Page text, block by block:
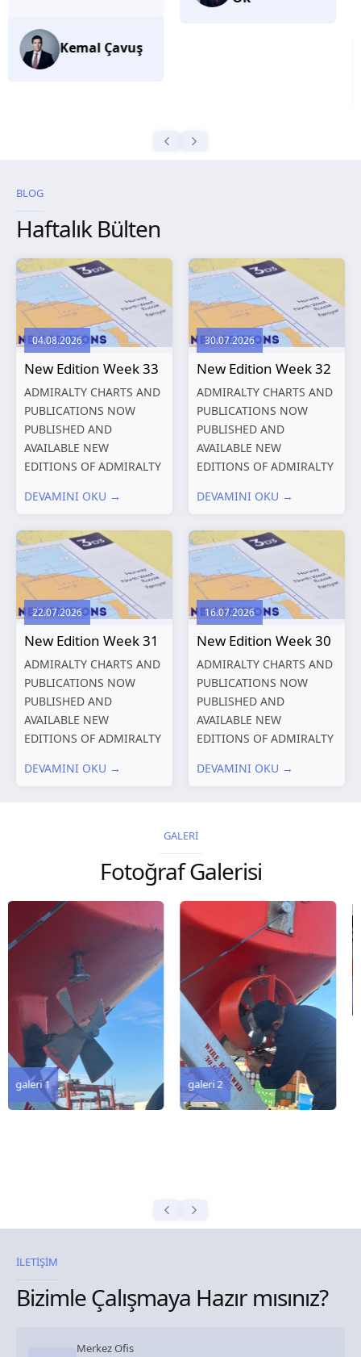
BLOG
Haftalık Bülten
04.08.2026
New Edition Week 33
ADMIRALTY CHARTS AND
PUBLICATIONS NOW
PUBLISHED AND
AVAILABLE NEW
EDITIONS OF ADMIRALTY
PUBLICATIONS New
Charts published 13
August 2026 Chart
Title, limits
and other remarks
319
International chart
DEVAMINI OKU →
30.07.2026
New Edition Week 32
ADMIRALTY CHARTS AND
PUBLICATIONS NOW
PUBLISHED AND
AVAILABLE NEW
EDITIONS OF ADMIRALTY
PUBLICATIONS New
Charts published 06
August 2026 Chart Title,
limits and other remarks
1602 China – Chang...
DEVAMINI OKU →
22.07.2026
New Edition Week 31
ADMIRALTY CHARTS AND
PUBLICATIONS NOW
PUBLISHED AND
AVAILABLE NEW
EDITIONS OF ADMIRALTY
PUBLICATIONS New
remarks 127 Korea
DEVAMINI OKU →
16.07.2026
New Edition Week 30
ADMIRALTY CHARTS AND
PUBLICATIONS NOW
PUBLISHED AND
AVAILABLE NEW
EDITIONS OF ADMIRALTY
PUBLICATIONS New
2026 Chart
Title, limits and other
remarks 67 Gulf of...
DEVAMINI OKU →
GALERİ
Fotoğraf Galerisi
galeri 2
galeri 3
İLETİŞİM
Bizimle Çalışmaya Hazır mısınız?
Merkez Ofis